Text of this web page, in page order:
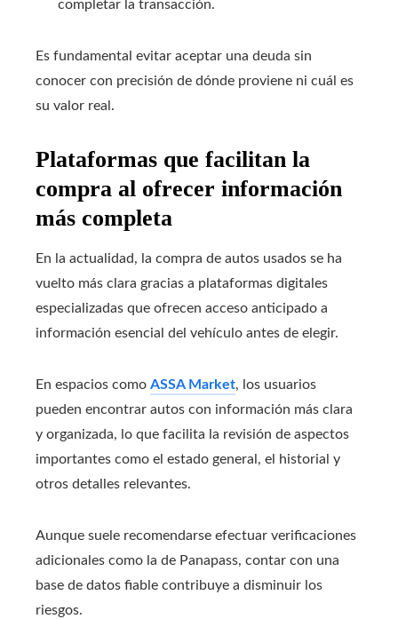
completar la transacción.
Es fundamental evitar aceptar una deuda sin
conocer con precisión de dónde proviene ni cuál es
su valor real.
Plataformas que facilitan la
compra al ofrecer información
más completa
En la actualidad, la compra de autos usados se ha
vuelto más clara gracias a plataformas digitales
especializadas que ofrecen acceso anticipado a
información esencial del vehículo antes de elegir.
En espacios como ASSA Market, los usuarios
pueden encontrar autos con información más clara
y organizada, lo que facilita la revisión de aspectos
importantes como el estado general, el historial y
otros detalles relevantes.
Aunque suele recomendarse efectuar verificaciones
adicionales como la de Panapass, contar con una
base de datos fiable contribuye a disminuir los
riesgos.